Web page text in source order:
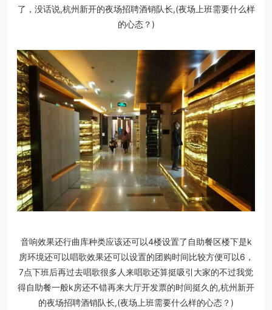
了，没话说,杭州新开的夜场招聘酒销队长,(夜场上班需要什么样
的心态？)
音响效果还行曲库种类应该还可以4楼设置了自助餐区楼下是k
房环境还可以唱歌效果还可以设置的团购时间比较方便可以6，
7点下班后再过去唱歌很多人来唱歌还算挺吸引大家的不过我觉
得自助餐一般k房还不错再来大厅开发票的时间挺久的,杭州新开
的夜场招聘酒销队长,(夜场上班需要什么样的心态？)